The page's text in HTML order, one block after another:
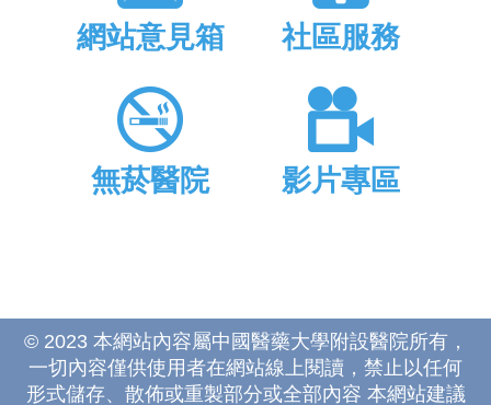
網站意見箱 社區服務
無菸醫院 影片專區
© 2023 本網站內容屬中國醫藥大學附設醫院所有，
一切內容僅供使用者在網站線上閱讀，禁止以任何
形式儲存、散佈或重製部分或全部內容 本網站建議